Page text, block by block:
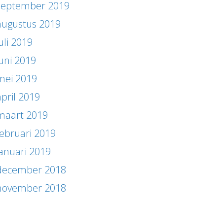
2019
2019
2019
2019
2019
2019
2019
2019
2019
2018
2018